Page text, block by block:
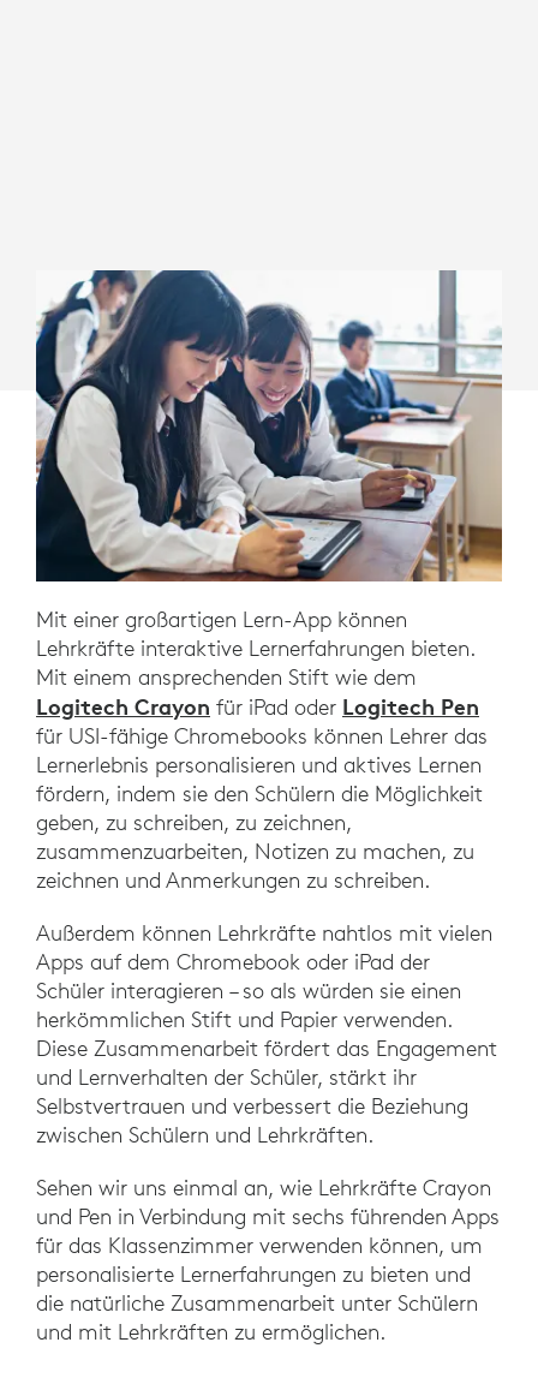
Mit einer großartigen Lern-App können
Lehrkräfte interaktive Lernerfahrungen bieten.
Mit einem ansprechenden Stift wie dem
Logitech Crayon für iPad oder Logitech Pen
für USI-fähige Chromebooks können Lehrer das
Lernerlebnis personalisieren und aktives Lernen
fördern, indem sie den Schülern die Möglichkeit
geben, zu schreiben, zu zeichnen,
zusammenzuarbeiten, Notizen zu machen, zu
zeichnen und Anmerkungen zu schreiben.
Außerdem können Lehrkräfte nahtlos mit vielen
Apps auf dem Chromebook oder iPad der
Schüler interagieren – so als würden sie einen
herkömmlichen Stift und Papier verwenden.
Diese Zusammenarbeit fördert das Engagement
und Lernverhalten der Schüler, stärkt ihr
Selbstvertrauen und verbessert die Beziehung
zwischen Schülern und Lehrkräften.
Sehen wir uns einmal an, wie Lehrkräfte Crayon
und Pen in Verbindung mit sechs führenden Apps
für das Klassenzimmer verwenden können, um
personalisierte Lernerfahrungen zu bieten und
die natürliche Zusammenarbeit unter Schülern
und mit Lehrkräften zu ermöglichen.